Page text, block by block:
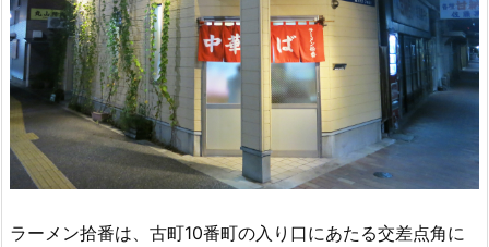
ラーメン拾番は、古町10番町の入り口にあたる交差点角に